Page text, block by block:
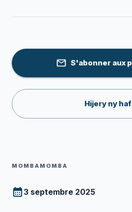
S'abonner aux
Hijery ny
MOMBAMOMBA
3 septembre 2025